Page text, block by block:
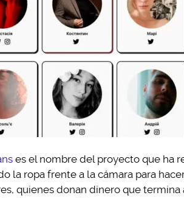
es el nombre del proyecto que ha
la ropa frente a la cámara para
quienes donan dinero que